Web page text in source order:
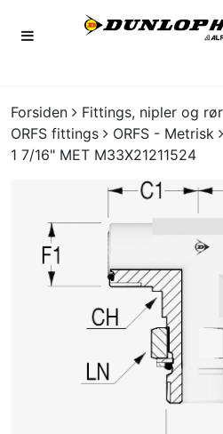
FORSIDEN
FAVORITLISTE
SLANGESERVICE
KATALOGER
CERTIFIKATER
UDGÅENDE VARER
Forsiden Fittings, nipler og rør
ORFS fittings
ORFS - Metrisk
1 7/16" MET M33X21211524